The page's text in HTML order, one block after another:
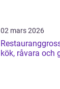
02 mars 2026
Restauranggrossist länken
kök, råvara och